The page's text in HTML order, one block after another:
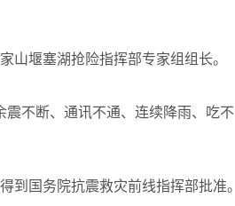
山堰塞湖抢险指挥部专家组组长。
不断、通讯不通、连续降雨、吃不
得到国务院抗震救灾前线指挥部批准。